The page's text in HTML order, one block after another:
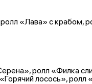
«Лава» с крабом,
ролл «Филка
лосось», ролл